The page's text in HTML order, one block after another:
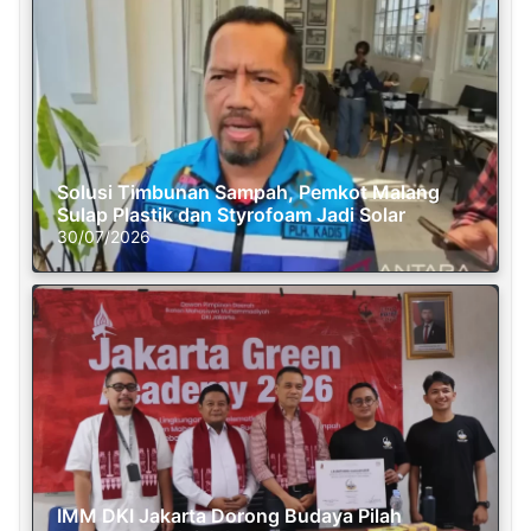
Solusi Timbunan Sampah, Pemkot Malang
Sulap Plastik dan Styrofoam Jadi Solar
30/07/2026
IMM DKI Jakarta Dorong Budaya Pilah